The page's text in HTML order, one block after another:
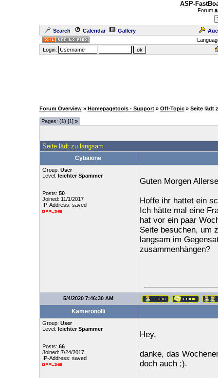
ASP-
Forum
Search Calendar Gallery
Login:
Forum Overview » Homepagetools - Support » Off-Topic » Seite lädt
Pages: (1) [1] »
Seite lädt zu langsam
Cybaione
Group: User
Level: leichter Spammer
Posts: 50
Joined: 11/1/2017
IP-Address: saved
Guten Morgen
Hoffe ihr hattet ein
Ich hätte mal eine
hat vor ein paar
Seite besuchen, um
langsam im
zusammenhängen?
5/4/2020 7:46:30 AM
Kameronolli
Group: User
Level: leichter Spammer
Posts: 66
Joined: 7/24/2017
IP-Address: saved
Hey,
danke, das
doch auch ;).